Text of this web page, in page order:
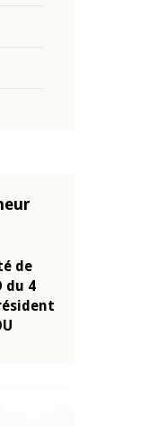
de
du 4